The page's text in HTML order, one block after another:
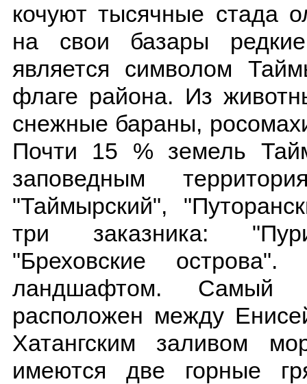
кочуют тысячные стада
на свои базары
является символом
флаге района. Из
снежные бараны,
Почти 15 % земель
заповедным
"Таймырский",
три заказника:
"Бреховские
ландшафтом. Самый
расположен между
Хатангским заливом
имеются две горные